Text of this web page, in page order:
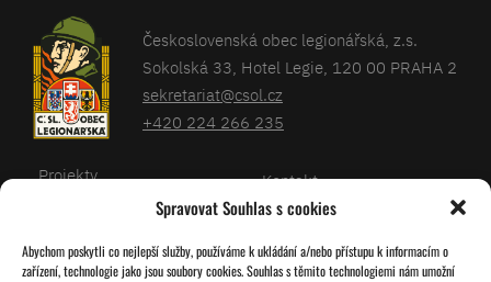
Spravovat Souhlas s cookies
Abychom poskytli co nejlepší služby, používáme k ukládání a/nebo přístupu k informacím o
zařízení, technologie jako jsou soubory cookies. Souhlas s těmito technologiemi nám umožní
Československá obec legionářská, z.s.
Sokolská 33, Hotel Legie, 120 00 PRAHA 2
sekretariat@csol.cz
+420 224 266 235
Projekty
Kalendář
Kontakt
Databáze legionářů
Pro členy